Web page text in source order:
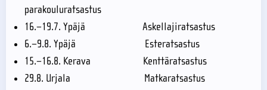
parakouluratsastus
16.–19.7. Ypäjä Askellajiratsastus
6.–9.8. Ypäjä Esteratsastus
15.–16.8. Kerava Kenttäratsastus
29.8. Urjala Matkaratsastus